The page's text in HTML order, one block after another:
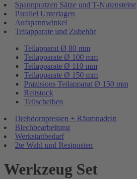
Spannpratzen Sätze und T-Nutensteine
Parallel Unterlagen
Aufspannwinkel
Teilapparate und Zubehör
Teilapparat Ø 80 mm
Teilapparate Ø 100 mm
Teilapparate Ø 110 mm
Teilapparate Ø 150 mm
Präzisions Teilapparat Ø 150 mm
Reitstock
Teilscheiben
Drehdornpressen + Räumnadeln
Blechbearbeitung
Werkstattbedarf
2te Wahl und Restposten
Werkzeug Set